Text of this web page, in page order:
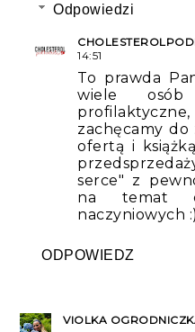
Odpowiedzi
14:51
To prawda
wiele osób
zachęcamy do
ofertą i
serce" z
na temat
naczyniowych :)
ODPOWIEDZ
VIOLKA